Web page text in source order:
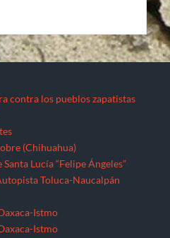
contra los pueblos zapatistas
(Chihuahua)
Lucía “Felipe Ángeles”
Toluca-Naucalpán
Istmo
Istmo